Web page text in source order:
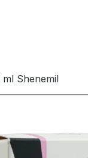
ml Shenemil